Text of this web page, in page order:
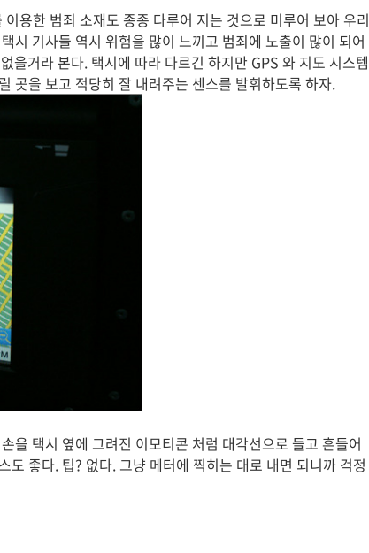
용한 범죄 소재도 종종 다루어 지는 것으로 미루어 보아 우리
시 기사들 역시 위험을 많이 느끼고 범죄에 노출이 많이 되어
을거라 본다. 택시에 따라 다르긴 하지만 GPS 와 지도 시스템
곳을 보고 적당히 잘 내려주는 센스를 발휘하도록 하자.
을 택시 옆에 그려진 이모티콘 처럼 대각선으로 들고 흔들어
좋다. 팁? 없다. 그냥 메터에 찍히는 대로 내면 되니까 걱정